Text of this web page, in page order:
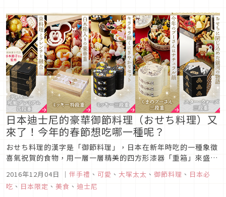
日本迪士尼的豪華御節料理（おせち料理）又
來了！今年的春節想吃哪一種呢？
おせち料理的漢字是「御節料理」，日本在新年時吃的一種象徵
喜氣祝賀的食物，用一層一層精美的四方形漆器「重箱」來盛
2016年12月04日 ｜ 伴手禮 、 可愛 、 大塚太太 、 御節料理 、 日本必
吃 、 日本限定 、 美食 、 迪士尼